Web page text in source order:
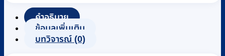
บอลลูน
ENDOTRACHEAL
TUBE
คำอธิบาย
ข้อมูลเพิ่มเติม
บทวิจารณ์ (0)